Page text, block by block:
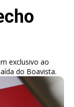
exclusivo ao
do Boavista.